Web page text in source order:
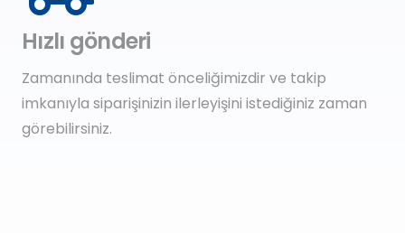
Hızlı gönderi
Zamanında teslimat önceliğimizdir ve takip
imkanıyla siparişinizin ilerleyişini istediğiniz zaman
görebilirsiniz.